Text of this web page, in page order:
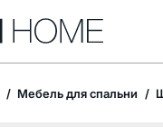
Мебель для спальни